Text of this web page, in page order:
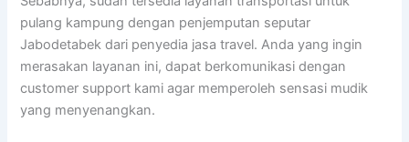
pulang kampung dengan penjemputan seputar
Jabodetabek dari penyedia jasa travel. Anda yang ingin
merasakan layanan ini, dapat berkomunikasi dengan
customer support kami agar memperoleh sensasi mudik
yang menyenangkan.